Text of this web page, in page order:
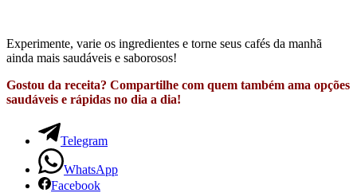
Experimente, varie os ingredientes e torne seus cafés da manhã
ainda mais saudáveis e saborosos!
Gostou da receita? Compartilhe com quem também ama opções
saudáveis e rápidas no dia a dia!
Telegram
WhatsApp
Facebook